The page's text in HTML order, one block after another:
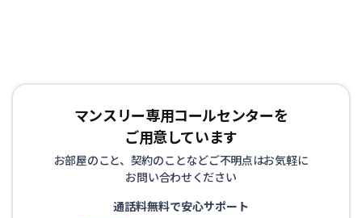
マンスリー専用コールセンターを
ご用意しています
お部屋のこと、契約のことなどご不明点はお気軽に
お問い合わせください
通話料無料で安心サポート